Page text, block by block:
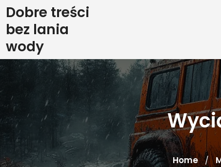
Skip
to
content
Dobre treści
bez lania
wody
Home /